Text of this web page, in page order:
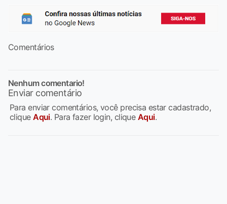
Comentários
Nenhum comentario!
Enviar comentário
Para enviar comentários, você precisa estar cadastrado,
cliqueAqui. Para fazer login, clique Aqui.